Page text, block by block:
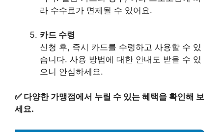
라 수수료가 면제될 수 있어요.
카드 수령
신청 후, 즉시 카드를 수령하고 사용할 수 있
습니다. 사용 방법에 대한 안내도 받을 수 있
으니 안심하세요.
✅ 다양한 가맹점에서 누릴 수 있는 혜택을 확인해 보
세요.